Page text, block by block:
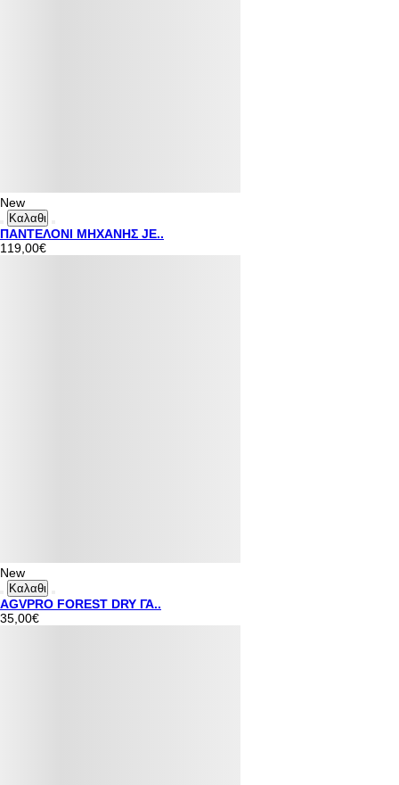
New
Καλαθι
ΠΑΝΤΕΛΟΝΙ ΜΗΧΑΝΗΣ JE..
119,00€
New
Καλαθι
AGVPRO FOREST DRY ΓΑ..
35,00€